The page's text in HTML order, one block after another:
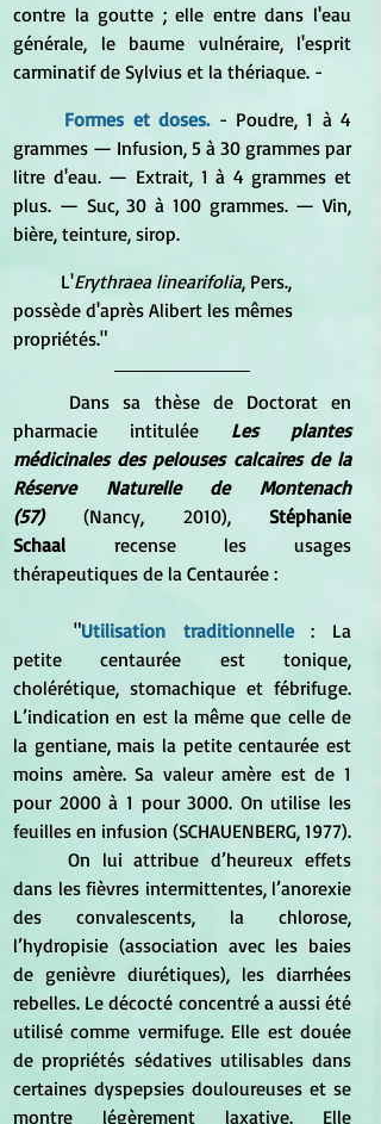
contre la goutte ; elle entre dans l'eau
générale, le baume vulnéraire, l'esprit
carminatif de Sylvius et la thériaque. -
Formes et doses. - Poudre, 1 à 4
grammes — Infusion, 5 à 30 grammes par
litre d'eau. — Extrait, 1 à 4 grammes et
plus. — Suc, 30 à 100 grammes. — Vin,
bière, teinture, sirop.
	L'
Erythraea linearifolia, Pers.,
possède d'après Alibert les mêmes
propriétés."
Dans sa thèse de Doctorat en
pharmacie intitulée
Les plantes
médicinales des pelouses calcaires de la
Réserve Naturelle de Montenach
(57) (Nancy, 2010), Stéphanie
Schaal recense les usages
thérapeutiques de la Centaurée :
	"
Utilisation traditionnelle : La
petite centaurée est tonique,
cholérétique, stomachique et fébrifuge.
L’indication en est la même que celle de
la gentiane, mais la petite centaurée est
moins amère. Sa valeur amère est de 1
pour 2000 à 1 pour 3000. On utilise les
dans les fièvres intermittentes, l’anorexie
des convalescents, la chlorose,
l’hydropisie (association avec les baies
de genièvre diurétiques), les diarrhées
rebelles. Le décocté concentré a aussi été
utilisé comme vermifuge. Elle est douée
de propriétés sédatives utilisables dans
certaines dyspepsies douloureuses et se
montre légèrement laxative. Elle